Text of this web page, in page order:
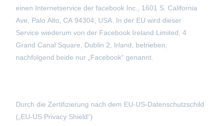
einen Internetservice der facebook Inc., 1601 S. California
Ave, Palo Alto, CA 94304, USA. In der EU wird dieser
Service wiederum von der Facebook Ireland Limited, 4
Grand Canal Square, Dublin 2, Irland, betrieben,
nachfolgend beide nur „Facebook“ genannt.
Durch die Zertifizierung nach dem EU-US-Datenschutzschild
(„EU-US Privacy Shield“)